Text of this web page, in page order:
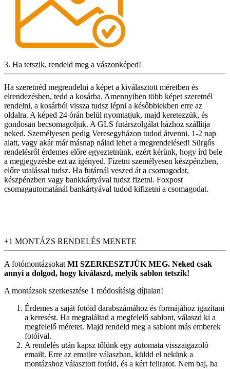
3. Ha tetszik, rendeld meg a vászonképed!
Ha szeretnéd megrendelni a képet a kiválasztott méretben és
elrendezésben, tedd a kosárba. Amennyiben több képet szeretnél
rendelni, a kosárból vissza tudsz lépni a későbbiekben erre az
oldalra. A képed 24 órán belül nyomtatjuk, majd keretezzük, és
gondosan becsomagoljuk. A GLS futárszolgálat házhoz szállítja
neked. Személyesen pedig Veresegyházon tudod átvenni. 1-2 nap
alatt, vagy akár már másnap nálad lehet a megrendelésed! Sürgős
rendelésről érdemes előre egyeztetnünk, ezért kérünk, hogy írd bele
a megjegyzésbe ezt az igényed. Fizetni személyesen készpénzben,
előre utalással tudsz. Ha futárnál veszed át a csomagodat,
készpénzben vagy bankkártyával tudsz fizetni. Foxpost
csomagautomatánál bankártyával tudod kifizetni a csomagodat.
+1 MONTÁZS RENDELÉS MENETE
A fotómontázsokat MI SZERKESZTJÜK MEG. Neked csak
annyi a dolgod, hogy kiválaszd, melyik sablon tetszik!
A montázsok szerkesztése 1 módosításig díjtalan!
Érdemes a saját fotóid darabszámához és formájához igazítani
a keresést. Ha megtaláltad a megfelelő sablont, válaszd ki a
megfelelő méretet. Majd rendeld meg a sablont más emberek
fotóival.
A rendelés után kapsz tőlünk egy automata visszaigazoló
emailt. Erre az emailre válaszban, küldd el nekünk a
montázshoz választott fotóid, és a kért feliratot. Nem baj, ha